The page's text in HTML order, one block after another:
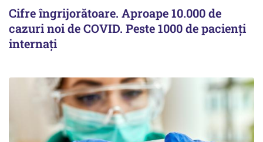
Cifre îngrijorătoare. Aproape 10.000 de
cazuri noi de COVID. Peste 1000 de pacienți
internați